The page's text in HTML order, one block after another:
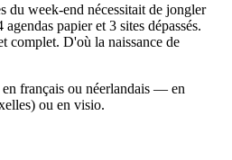
du week-end nécessitait de jongler
papier et 3 sites dépassés.
complet. D'où la naissance de
en français ou néerlandais — en
ou en visio.